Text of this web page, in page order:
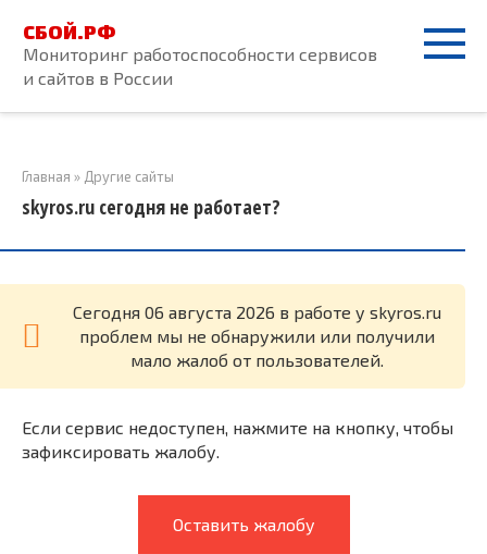
контенту
СБОЙ.РФ
Мониторинг работоспособности сервисов
и сайтов в России
Главная » Другие сайты
skyros.ru сегодня не работает?
Cегодня 06 августа 2026 в работе у skyros.ru
проблем мы не обнаружили или получили
мало жалоб от пользователей.
Если сервис недоступен, нажмите на кнопку, чтобы
зафиксировать жалобу.
Оставить жалобу